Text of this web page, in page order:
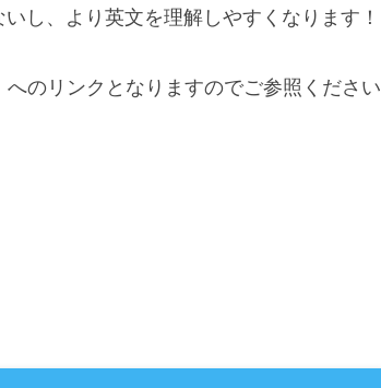
し、より英文を理解しやすくなります！
のリンクとなりますのでご参照ください